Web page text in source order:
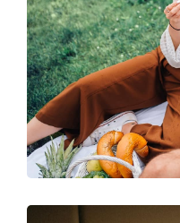
Μάρκα:
Χρήση:
Κωδικός